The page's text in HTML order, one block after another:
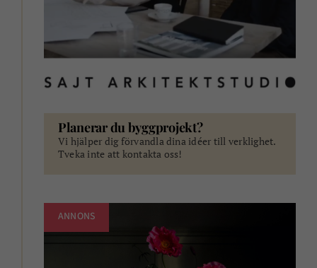
Planerar du byggprojekt?
Vi hjälper dig förvandla dina idéer till verklighet.
Tveka inte att kontakta oss!
ANNONS